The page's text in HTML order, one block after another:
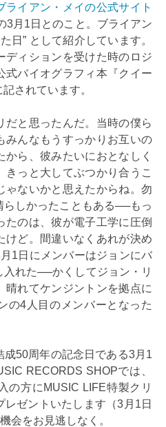
ライアン・メイの公式サイト
3月1日とのこと。ブライアン
日” として紹介しています。
ディションを受けた時のロジ
式バイオグラフィ本『クイー
されています。
だと思ったんだ。当時の僕ら
みんなもうすっかりお互いの
ら、彼みたいにおとなしく
きっと大してぶつかり合うこ
ゃないかと思えたからね。勿
しかったこともある──もっ
たのは、彼が電子工学に圧倒
けど。間違いなくあれが決め
1日にメンバーはジョンにバ
れた──かくしてジョン・リ
晴れてケンジントンを拠点に
の4人目のメンバーとなった
成50周年の記念日である3月1
RECORDS SHOPでは、
の方にMUSIC LIFE特製クリ
ゼントいたします（3月1日
会をお見逃しなく。